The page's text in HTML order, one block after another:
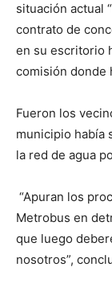
situación actual
contrato de
en su escritorio
comisión donde
Fueron los
municipio había
la red de agua
“Apuran los
Metrobus en
que luego
nosotros”,